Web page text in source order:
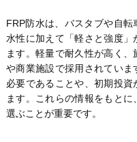
FRP防水は、バスタブや自
水性に加えて「軽さと強度
ます。軽量で耐久性が高く
や商業施設で採用されてい
必要であることや、初期投
ます。これらの情報をもと
選ぶことが重要です。